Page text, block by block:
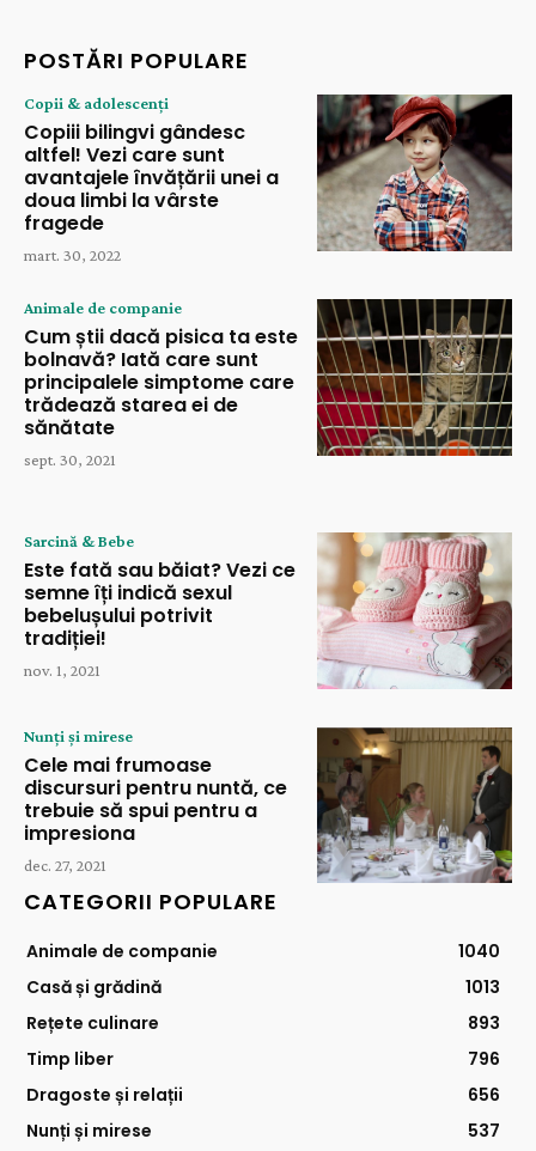
POSTĂRI POPULARE
Copii & adolescenți
Copiii bilingvi gândesc
altfel! Vezi care sunt
avantajele învățării unei a
doua limbi la vârste
fragede
mart. 30, 2022
Animale de companie
Cum știi dacă pisica ta este
bolnavă? Iată care sunt
principalele simptome care
trădează starea ei de
sănătate
sept. 30, 2021
Sarcină & Bebe
Este fată sau băiat? Vezi ce
semne îți indică sexul
bebelușului potrivit
tradiției!
nov. 1, 2021
Nunți și mirese
Cele mai frumoase
discursuri pentru nuntă, ce
trebuie să spui pentru a
impresiona
dec. 27, 2021
CATEGORII POPULARE
Animale de companie
1040
Casă și grădină
1013
Rețete culinare
893
Timp liber
796
Dragoste și relații
656
Nunți și mirese
537